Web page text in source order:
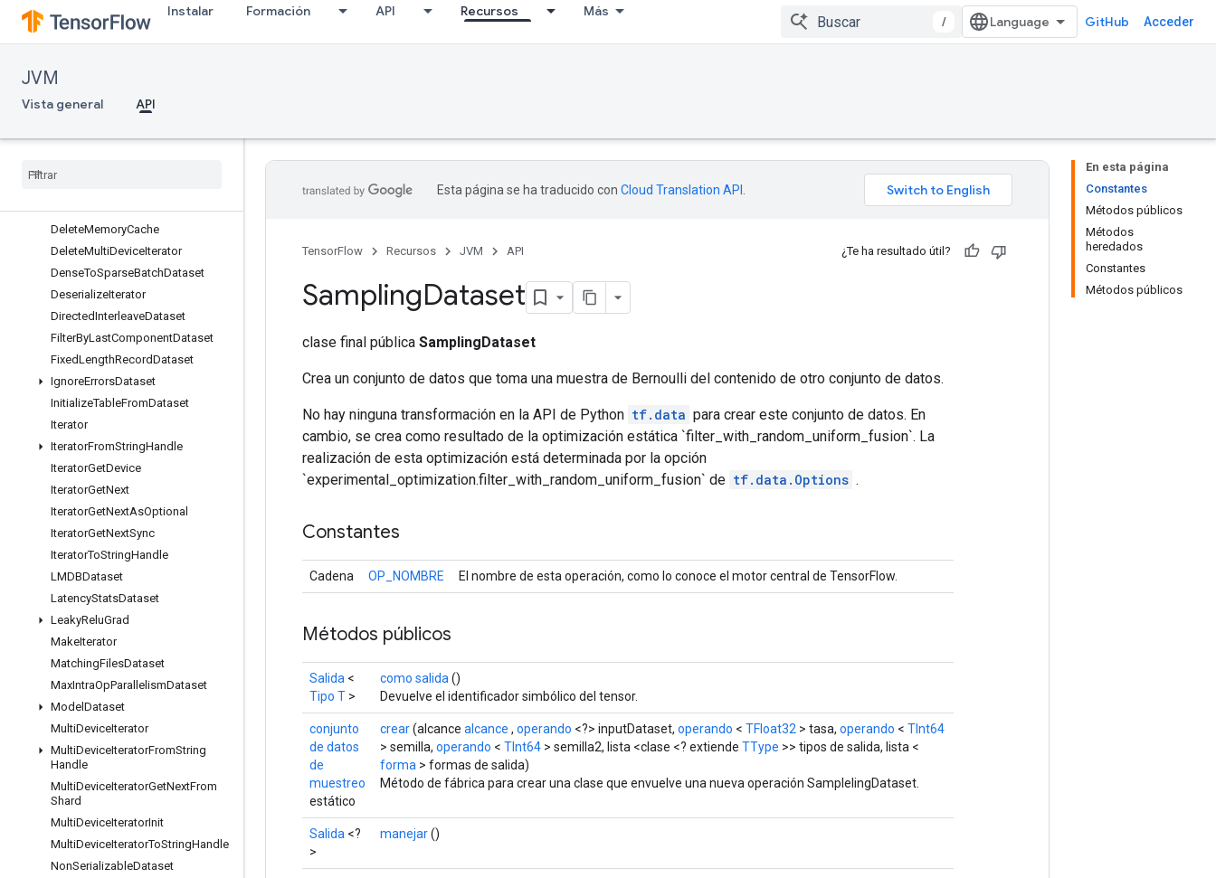
Instalar Formación API Recursos Más
/ GitHub Acceder
JVM
Vista general API
CacheDataset
CacheDatasetV2
ConcatenateDataset
DatasetCardinality
DatasetToGraph
DeleteIterator
DeleteMemoryCache
DeleteMultiDeviceIterator
DenseToSparseBatchDataset
DeserializeIterator
DirectedInterleaveDataset
FilterByLastComponentDataset
FixedLengthRecordDataset
IgnoreErrorsDataset
InitializeTableFromDataset
Iterator
IteratorFromStringHandle
IteratorGetDevice
IteratorGetNext
IteratorGetNextAsOptional
IteratorGetNextSync
IteratorToStringHandle
LMDBDataset
LatencyStatsDataset
LeakyReluGrad
MakeIterator
MatchingFilesDataset
MaxIntraOpParallelismDataset
Model Dataset
MultiDeviceIterator
MultiDeviceIteratorFromString
Handle
MultiDeviceIteratorGetNextFrom
Shard
MultiDeviceIteratorInit
MultiDeviceIteratorToStringHandle
NonSerializableDataset
En esta página
Constantes
Métodos públicos
Métodos
heredados
Constantes
Métodos públicos
Esta página se ha traducido con Cloud Translation API
TensorFlow Recursos JVM API ¿Te ha resultado útil?
SamplingDataset
clase final pública SamplingDataset
Crea un conjunto de datos que toma una muestra de Bernoulli del contenido de otro conjunto de datos.
No hay ninguna transformación en la API de Python tf.data para crear este conjunto de datos. En
cambio, se crea como resultado de la optimización estática `filter_with_random_uniform_fusion`. La
realización de esta optimización está determinada por la opción
`experimental_optimization.filter_with_random_uniform_fusion` de tf.data.Options .
Constantes
Cadena OP_NOMBRE El nombre de esta operación, como lo conoce el motor central de TensorFlow.
Métodos públicos
Salida <
Tipo T >
como salida ()
Devuelve el identificador simbólico del tensor.
conjunto
de datos
de
muestreo
estático
crear(alcance alcance , operando <?> inputDataset, operando < TFloat32 > tasa, operando < TInt64
> semilla, operando < TInt64 > semilla2, lista <clase <? extiende TType >> tipos de salida, lista <
forma > formas de salida)
Método de fábrica para crear una clase que envuelve una nueva operación SamplelingDataset.
Salida <?
>
manejar()